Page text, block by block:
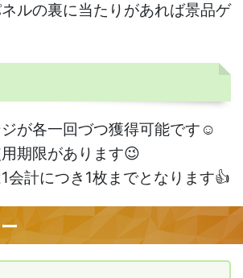
ルの裏に当たりがあれば景品ゲ
が各一回づつ獲得可能です☺️
期限があります😉
会計につき1枚までとなります👍